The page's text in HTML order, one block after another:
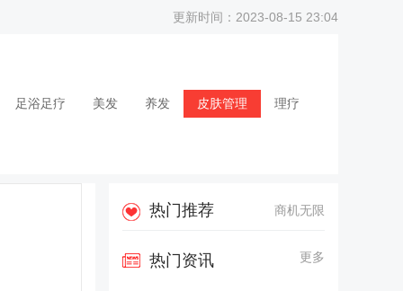
更新时间：2023-08-15 23:04
足浴足疗 美发 养发 皮肤管理 理疗
热门推荐 商机无限
热门资讯 更多